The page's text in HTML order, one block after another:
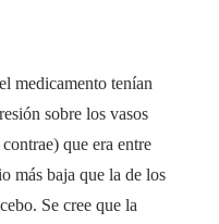
medicamento tenían
sobre los vasos
que era entre
más baja que la de los
Se cree que la